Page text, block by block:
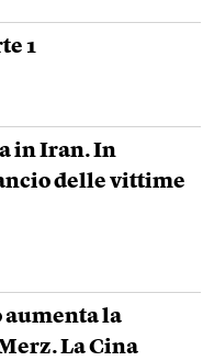
1
in Iran. In
delle vittime
aumenta la
La Cina